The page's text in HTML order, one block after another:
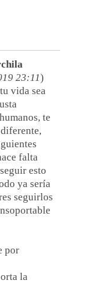
23:11)
vida sea
te
falta
esto
ya sería
seguirlos
por
la